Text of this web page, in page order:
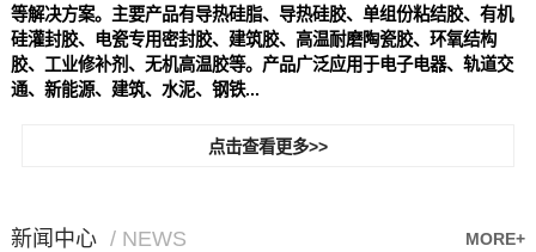
等解决方案。主要产品有导热硅脂、导热硅胶、单组份粘结胶、有机
硅灌封胶、电瓷专用密封胶、建筑胶、高温耐磨陶瓷胶、环氧结构
胶、工业修补剂、无机高温胶等。产品广泛应用于电子电器、轨道交
通、新能源、建筑、水泥、钢铁...
点击查看更多>>
新闻中心 / NEWS MORE+